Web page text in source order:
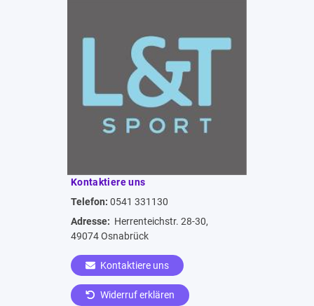
Kontaktiere uns
Telefon: 0541 331130
Adresse: Herrenteichstr. 28-30,
49074 Osnabrück
Kontaktiere uns
Widerruf erklären